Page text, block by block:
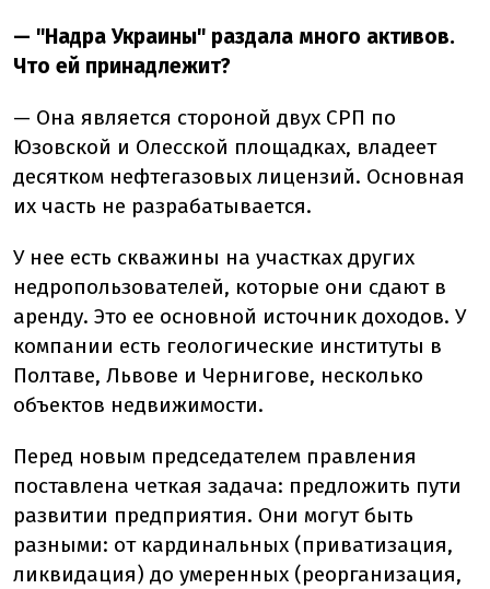
— "Надра Украины" раздала много активов.
Что ей принадлежит?
— Она является стороной двух СРП по
Юзовской и Олесской площадках, владеет
десятком нефтегазовых лицензий. Основная
их часть не разрабатывается.
У нее есть скважины на участках других
недропользователей, которые они сдают в
аренду. Это ее основной источник доходов. У
компании есть геологические институты в
Полтаве, Львове и Чернигове, несколько
объектов недвижимости.
Перед новым председателем правления
поставлена четкая задача: предложить пути
развитии предприятия. Они могут быть
разными: от кардинальных (приватизация,
ликвидация) до умеренных (реорганизация,